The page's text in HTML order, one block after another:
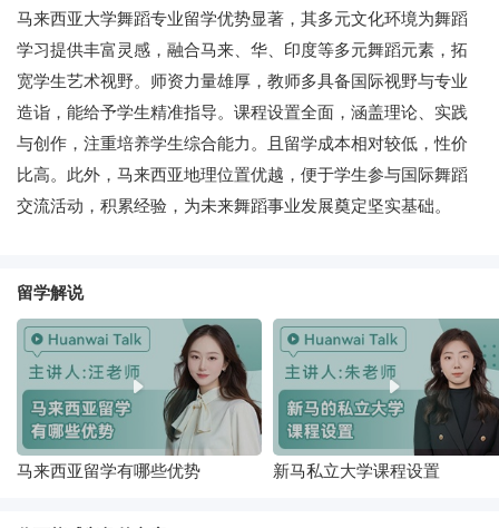
马来西亚大学舞蹈专业留学优势显著，其多元文化环境为舞蹈
学习提供丰富灵感，融合马来、华、印度等多元舞蹈元素，拓
宽学生艺术视野。师资力量雄厚，教师多具备国际视野与专业
造诣，能给予学生精准指导。课程设置全面，涵盖理论、实践
与创作，注重培养学生综合能力。且留学成本相对较低，性价
比高。此外，马来西亚地理位置优越，便于学生参与国际舞蹈
交流活动，积累经验，为未来舞蹈事业发展奠定坚实基础。
留学解说
马来西亚留学有哪些优势 新马私立大学课程设置